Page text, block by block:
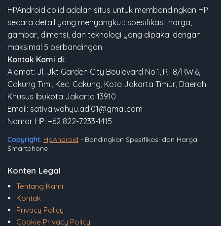
HPAndroid.co.id adalah situs untuk membandingkan HP
secara detail yang menyangkut: spesifikasi, harga,
gambar, dimensi, dan teknologi yang dipakai dengan
maksimal 5 perbandingan.
Kontak Kami di:
Alamat: Jl. Jkt Garden City Boulevard No.1, RT.8/RW.6,
Cakung Tim., Kec. Cakung, Kota Jakarta Timur, Daerah
Khusus Ibukota Jakarta 13910
Email: sativa.wahyu.ad.01@gmai.com
Nomor HP: +62 822-7233-1415
Copyright: HpAndroid - Bandingkan Spesifikasi dan Harga
Smartphone
Konten Legal
Tentang Kami
Kontak
Privacy Policy
Cookie Privacy Policy